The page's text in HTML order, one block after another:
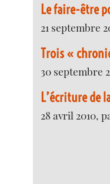
Le faire-être
21 septembre
Trois «
30 septembre
L’écriture de
28 avril 2010,